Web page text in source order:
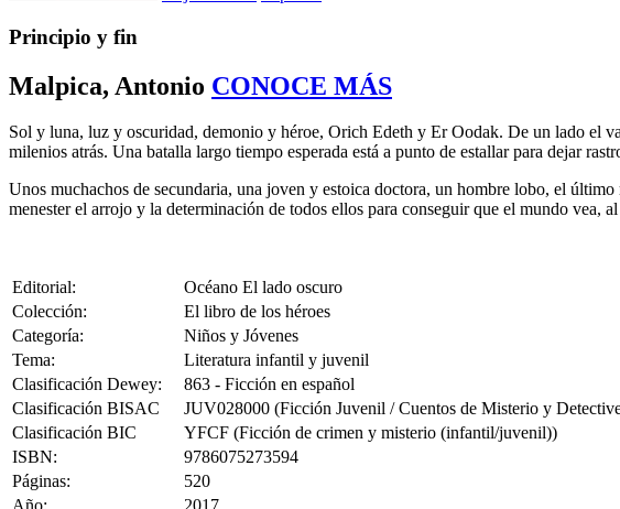
Principio y fin
Malpica, Antonio CONOCE MÁS
Sol y luna, luz y oscuridad, demonio y héroe, Orich Edeth y Er Oodak. De un lado el
milenios atrás. Una batalla largo tiempo esperada está a punto de estallar para dejar
Unos muchachos de secundaria, una joven y estoica doctora, un hombre lobo, el
menester el arrojo y la determinación de todos ellos para conseguir que el mundo vea,
Editorial:
Océano El lado oscuro
Colección:
El libro de los héroes
Categoría:
Niños y Jóvenes
Tema:
Literatura infantil y juvenil
Clasificación Dewey:
863 - Ficción en español
Clasificación BISAC
JUV028000 (Ficción Juvenil / Cuentos de Misterio y
Clasificación BIC
YFCF (Ficción de crimen y misterio (infantil/juvenil))
ISBN:
9786075273594
Páginas:
520